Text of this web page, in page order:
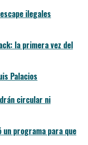
ilegales
la primera vez del
Palacios
circular ni
un programa para que